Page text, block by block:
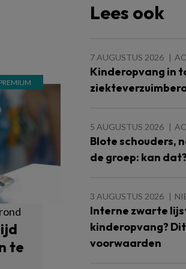
te
Lees ook
7 AUGUSTUS 2026
Kinderopvang in
5 AUGUSTUS 2026
Blote schouders,
de groep: kan dat?
3 AUGUSTUS 2026
Interne zwarte
kinderopvang?
voorwaarden